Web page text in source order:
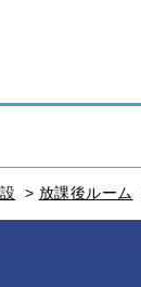
> 放課後ルーム